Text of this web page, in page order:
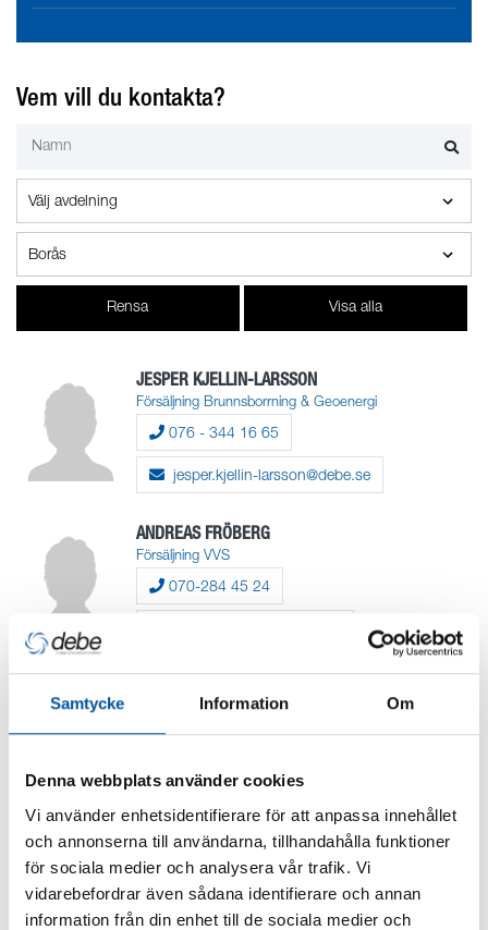
Samtycke Information Om
Denna webbplats använder cookies
Vi använder enhetsidentifierare för att anpassa innehållet
och annonserna till användarna, tillhandahålla funktioner
för sociala medier och analysera vår trafik. Vi
vidarebefordrar även sådana identifierare och annan
information från din enhet till de sociala medier och
Vem vill du kontakta?
Rensa Visa alla
JESPER KJELLIN-LARSSON
Försäljning Brunnsborrning & Geoenergi
076 - 344 16 65
jesper.kjellin-larsson@debe.se
ANDREAS FRÖBERG
Försäljning VVS
070-284 45 24
nina.enesten@debe.se
EMELIE TEGEBO-HERNANDEZ
Marknadskoordinator
076 - 104 92 93